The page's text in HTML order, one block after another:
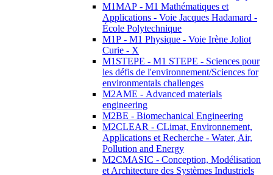
M1MAP - M1 Mathématiques et
Applications - Voie Jacques Hadamard -
École Polytechnique
M1P - M1 Physique - Voie Irène Joliot
Curie - X
M1STEPE - M1 STEPE - Sciences pour
les défis de l'environnement/Sciences for
environmentals challenges
M2AME - Advanced materials
engineering
M2BE - Biomechanical Engineering
M2CLEAR - CLimat, Environnement,
Applications et Recherche - Water, Air,
Pollution and Energy
M2CMASIC - Conception, Modélisation
et Architecture des Systèmes Industriels